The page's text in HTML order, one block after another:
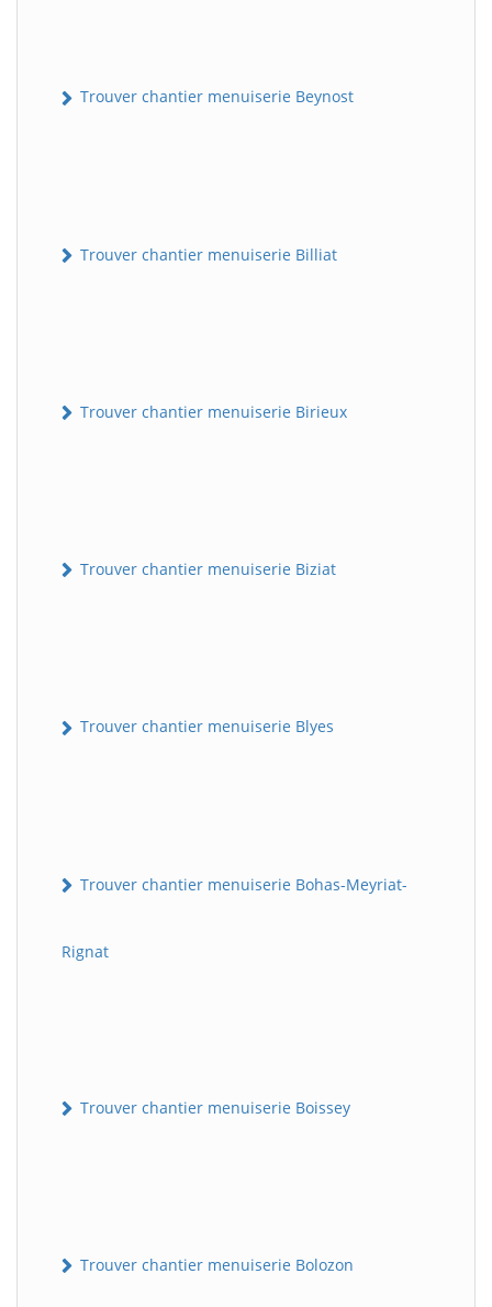
Trouver chantier menuiserie Beynost
Trouver chantier menuiserie Billiat
Trouver chantier menuiserie Birieux
Trouver chantier menuiserie Biziat
Trouver chantier menuiserie Blyes
Trouver chantier menuiserie Bohas-Meyriat-
Rignat
Trouver chantier menuiserie Boissey
Trouver chantier menuiserie Bolozon